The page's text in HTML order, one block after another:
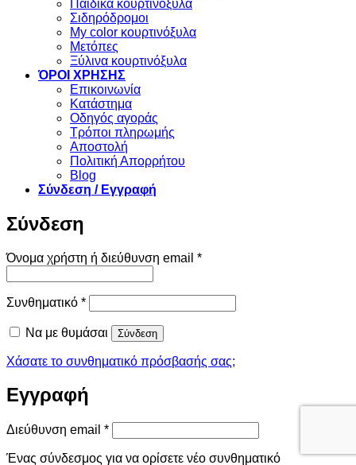
Παιδικά κουρτινόξυλα
Σιδηρόδρομοι
My color κουρτινόξυλα
Μετόπες
Ξύλινα κουρτινόξυλα
ΌΡΟΙ ΧΡΗΣΗΣ
Επικοινωνία
Κατάστημα
Οδηγός αγοράς
Τρόποι πληρωμής
Αποστολή
Πολιτική Απορρήτου
Blog
Σύνδεση / Εγγραφή
Σύνδεση
Όνομα χρήστη ή διεύθυνση email *Απαιτείται
Συνθηματικό *Απαιτείται
Να με θυμάσαι Σύνδεση
Χάσατε το συνθηματικό πρόσβασής σας;
Εγγραφή
Διεύθυνση email *Απαιτείται
Ένας σύνδεσμος για να ορίσετε νέο συνθηματικό